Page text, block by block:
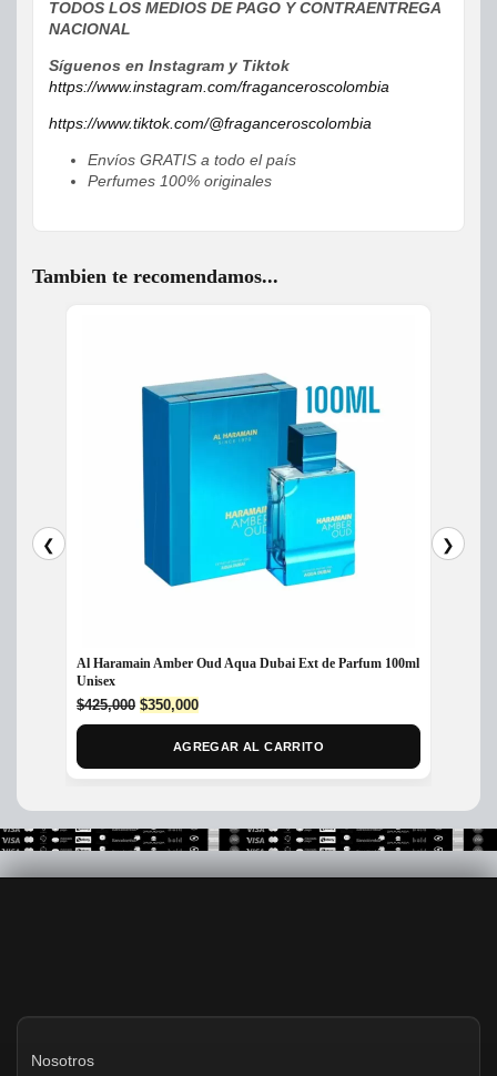
TODOS LOS MEDIOS DE PAGO Y CONTRAENTREGA
NACIONAL
Síguenos en Instagram y Tiktok
https://www.instagram.com/fraganceroscolombia
https://www.tiktok.com/@fraganceroscolombia
Envíos GRATIS a todo el país
Perfumes 100% originales
Tambien te recomendamos...
❮
Al Haramain Amber Oud Aqua Dubai Ext de Parfum 100ml
Unisex
$425,000 Original
price
$350,000Current
price
is:
AGREGAR AL CARRITO
❯
Nosotros